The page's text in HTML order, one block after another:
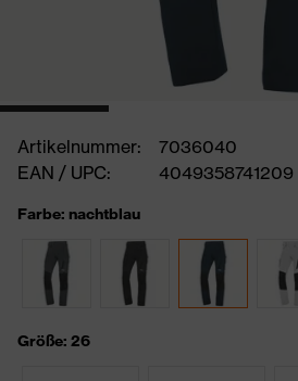
Artikelnummer:
7036040
EAN / UPC:
4049358741209
Farbe: nachtblau
Größe: 26